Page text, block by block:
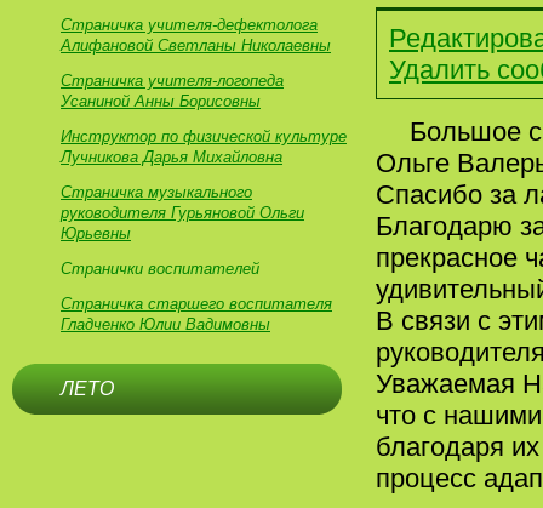
Страничка учителя-дефектолога
Алифановой Светланы Николаевны
Страничка учителя-логопеда
Усаниной Анны Борисовны
Инструктор по физической культуре
Лучникова Дарья Михайловна
Страничка музыкального
руководителя Гурьяновой Ольги
Юрьевны
Странички воспитателей
Страничка старшего воспитателя
Гладченко Юлии Вадимовны
ЛЕТО
Удалить
Большое
Ольге
Спасибо за
Благодарю
прекрасное
В связи с
Уважаемая
что с
благодаря
процесс